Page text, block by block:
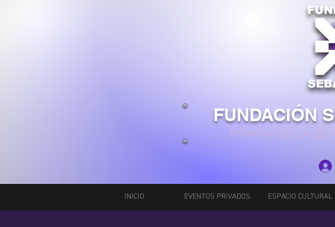
FUNDACIÓN
PROMOVIENDO LA
INICIO EVENTOS PRIVADOS ESPACIO CULTURAL